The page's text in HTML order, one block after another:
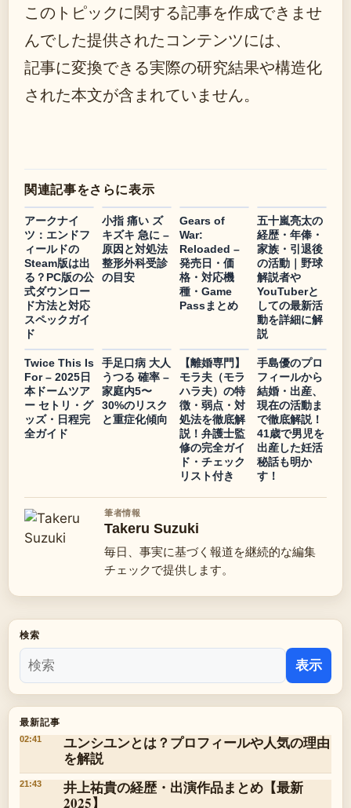
このトピックに関する記事を作成できませ
んでした提供されたコンテンツには、
記事に変換できる実際の研究結果や構造化
された本文が含まれていません。
関連記事をさらに表示
アークナイ
ツ：エンドフ
ィールドの
Steam版は出
る？PC版の公
式ダウンロー
ド方法と対応
スペックガイ
ド
小指 痛い ズ
キズキ 急に –
原因と対処法
整形外科受診
の目安
Gears of
War:
Reloaded –
発売日・価
格・対応機
種・Game
Passまとめ
五十嵐亮太の
経歴・年俸・
家族・引退後
の活動｜野球
解説者や
YouTuberと
しての最新活
動を詳細に解
説
Twice This Is
For – 2025日
本ドームツア
ー セトリ・グ
ッズ・日程完
全ガイド
手足口病 大人
うつる 確率 –
家庭内5〜
30%のリスク
と重症化傾向
【離婚専門】
モラ夫（モラ
ハラ夫）の特
徴・弱点・対
処法を徹底解
説！弁護士監
修の完全ガイ
ド・チェック
リスト付き
手島優のプロ
フィールから
結婚・出産、
現在の活動ま
で徹底解説！
41歳で男児を
出産した妊活
秘話も明か
す！
筆者情報
Takeru Suzuki
毎日、事実に基づく報道を継続的な編集
チェックで提供します。
検索
表示
最新記事
02:41
ユンシユンとは？プロフィールや人気の理由
を解説
21:43
井上祐貴の経歴・出演作品まとめ【最新
2025】